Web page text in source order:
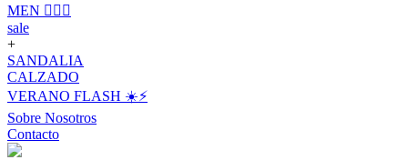
MEN 🙋🏽‍♂️
sale
+
SANDALIA
CALZADO
VERANO FLASH ☀️⚡️
Sobre Nosotros
Contacto